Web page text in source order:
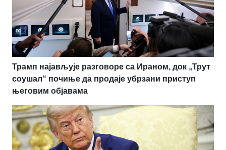
Трамп најављује разговоре са Ираном, док „Трут
соушал“ почиње да продаје убрзани приступ
његовим објавама